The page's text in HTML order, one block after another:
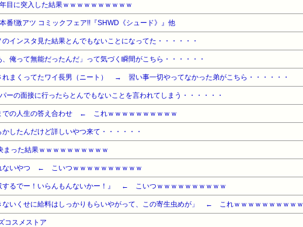
目に突入した結果ｗｗｗｗｗｗｗｗｗｗ
番!激アツ コミックフェア!!『SHWD《シュード》』他
のインスタ見た結果とんでもないことになってた・・・・・・
、俺って無能だったんだ」って気づく瞬間がこちら・・・・・・
れまくってたワイ長男（ニート） → 習い事一切やってなかった弟がこちら・・・・・・
ーの面接に行ったらとんでもないことを言われてしまう・・・・・・
での人生の答え合わせ ← これｗｗｗｗｗｗｗｗｗｗ
したんだけど詳しいやつ来て・・・・・・
まった結果ｗｗｗｗｗｗｗｗｗｗ
ないやつ ← こいつｗｗｗｗｗｗｗｗｗｗ
するでー！いらんもんないかー！』 ← こいつｗｗｗｗｗｗｗｗｗｗ
ないくせに給料はしっかりもらいやがって、この寄生虫めが」 ← これｗｗｗｗｗｗｗｗｗｗ
コスメストア